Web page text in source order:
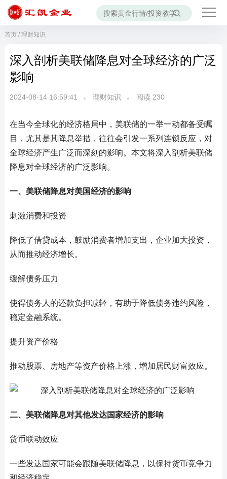
首页/ 理财知识
深入剖析美联储降息对全球经济的广泛
影响
2024-08-14 16:59:41 理财知识 阅读 230
在当今全球化的经济格局中，美联储的一举一动都备受瞩
目，尤其是其降息举措，往往会引发一系列连锁反应，对
全球经济产生广泛而深刻的影响。本文将深入剖析美联储
降息对全球经济的广泛影响。
一、美联储降息对美国经济的影响
刺激消费和投资
降低了借贷成本，鼓励消费者增加支出，企业加大投资，
从而推动经济增长。
缓解债务压力
使得债务人的还款负担减轻，有助于降低债务违约风险，
稳定金融系统。
提升资产价格
推动股票、房地产等资产价格上涨，增加居民财富效应。
二、美联储降息对其他发达国家经济的影响
货币联动效应
一些发达国家可能会跟随美联储降息，以保持货币竞争力